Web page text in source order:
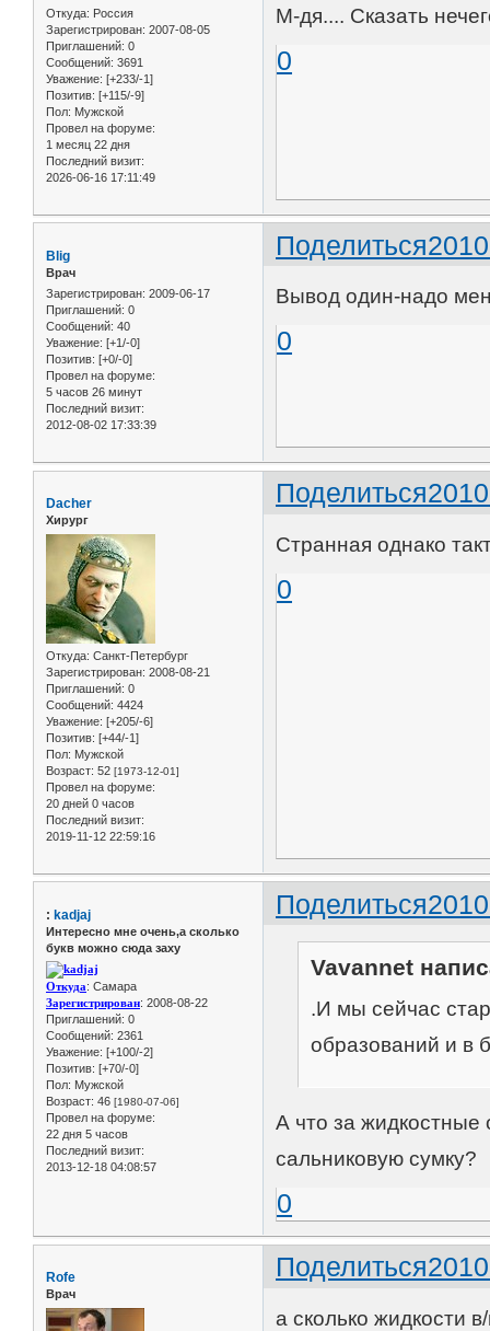
Откуда: Россия
Зарегистрирован: 2007-08-05
Приглашений: 0
Сообщений: 3691
Уважение: [+233/-1]
Позитив: [+115/-9]
Пол: Мужской
Провел на форуме:
1 месяц 22 дня
Последний визит:
2026-06-16 17:11:49
М-дя.... Сказать
0
Поделиться
Blig
Врач
Зарегистрирован: 2009-06-17
Приглашений: 0
Сообщений: 40
Уважение: [+1/-0]
Позитив: [+0/-0]
Провел на форуме:
5 часов 26 минут
Последний визит:
2012-08-02 17:33:39
Вывод один-надо
0
Поделиться
Dacher
Хирург
Откуда: Санкт-Петербург
Зарегистрирован: 2008-08-21
Приглашений: 0
Сообщений: 4424
Уважение: [+205/-6]
Позитив: [+44/-1]
Пол: Мужской
Возраст: 52 [1973-12-01]
Провел на форуме:
20 дней 0 часов
Последний визит:
2019-11-12 22:59:16
Странная однако
0
Поделиться
: kadjaj
Интересно мне очень,а сколько
букв можно сюда заху
Откуда: Самара
Зарегистрирован: 2008-08-22
Приглашений: 0
Сообщений: 2361
Уважение: [+100/-2]
Позитив: [+70/-0]
Пол: Мужской
Возраст: 46 [1980-07-06]
Провел на форуме:
22 дня 5 часов
Последний визит:
2013-12-18 04:08:57
Vavannet
.И мы сейчас
образований и в
А что за жидкостные
сальниковую сумку?
0
Поделиться
Rofe
Врач
а сколько жидкости